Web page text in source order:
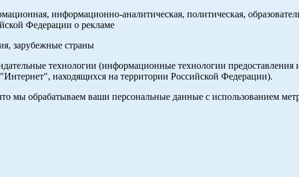
информационно-аналитическая, политическая,
Федерации о рекламе
зарубежные страны
технологии (информационные технологии предоставления
находящихся на территории Российской Федерации).
мы обрабатываем ваши персональные данные с использованием